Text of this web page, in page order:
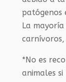
patógenos
La
*No es
animales